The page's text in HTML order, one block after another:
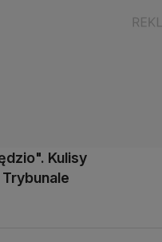
Kulisy